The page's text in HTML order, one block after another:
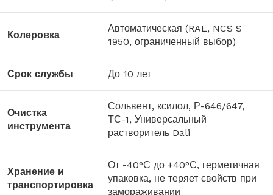
Колеровка
Автоматическая (RAL, NCS S
1950, ограниченный выбор)
Срок службы До 10 лет
Очистка
инструмента
Сольвент, ксилол, Р-646/647,
ТС-1, Универсальный
растворитель Dali
Хранение и
транспортировка
От -40°С до +40°С, герметичная
упаковка, не теряет свойств при
замораживании